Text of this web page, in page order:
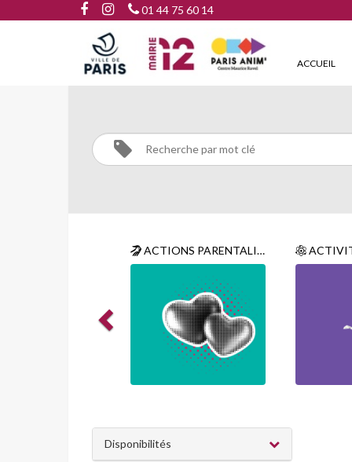
01 44 75 60 14
ACCUEIL
CATÉGORIES
ACTIONS PARENTALITÉ ACTIVITES
Disponibilités